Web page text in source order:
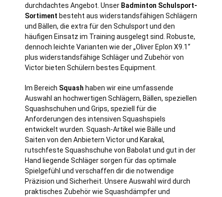
durchdachtes Angebot. Unser Badminton Schulsport-
Sortiment besteht aus widerstandsfähigen Schlägern
und Bällen, die extra für den Schulsport und den
häufigen Einsatz im Training ausgelegt sind. Robuste,
dennoch leichte Varianten wie der „Oliver Eplon X9.1“
plus widerstandsfähige Schläger und Zubehör von
Victor bieten Schülern bestes Equipment.
Im Bereich Squash haben wir eine umfassende
Auswahl an hochwertigen Schlägern, Bällen, speziellen
Squashschuhen und Grips, speziell für die
Anforderungen des intensiven Squashspiels
entwickelt wurden. Squash-Artikel wie Bälle und
Saiten von den Anbietern Victor und Karakal,
rutschfeste Squashschuhe von Babolat und gut in der
Hand liegende Schläger sorgen für das optimale
Spielgefühl und verschaffen dir die notwendige
Präzision und Sicherheit. Unsere Auswahl wird durch
praktisches Zubehör wie Squashdämpfer und